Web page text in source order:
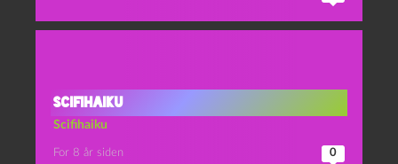
Scifihaiku
Scifihaiku
For 8 år siden 0